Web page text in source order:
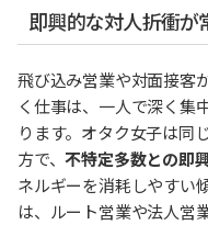
即興的な対人折衝が
飛び込み営業や対面接客
く仕事は、一人で深く集
ります。オタク女子は同
方で、不特定多数との即
ネルギーを消耗しやすい
は、ルート営業や法人営